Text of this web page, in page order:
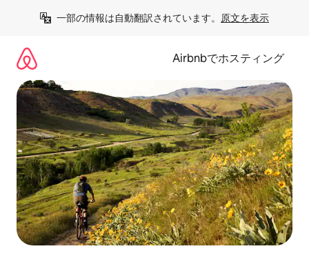
一部の情報は自動翻訳されています。 原文を表示
Airbnbでホスティング